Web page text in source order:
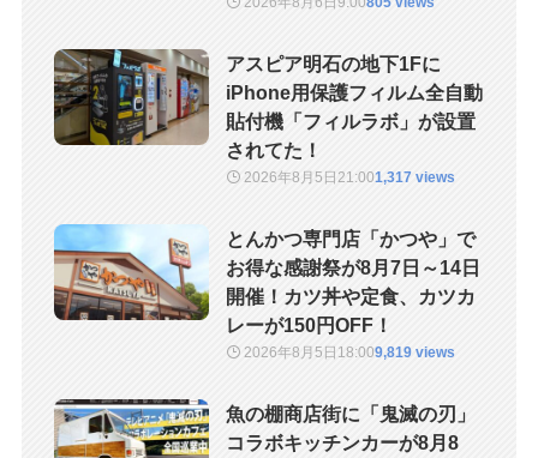
アスピア明石の地下1Fに
iPhone用保護フィルム全自動
貼付機「フィルラボ」が設置
されてた！
2026年8月5日21:001,317 views
とんかつ専門店「かつや」で
お得な感謝祭が8月7日～14日
開催！カツ丼や定食、カツカ
レーが150円OFF！
2026年8月5日 18:009,819 views
魚の棚商店街に「鬼滅の刃」
コラボキッチンカーが8月8